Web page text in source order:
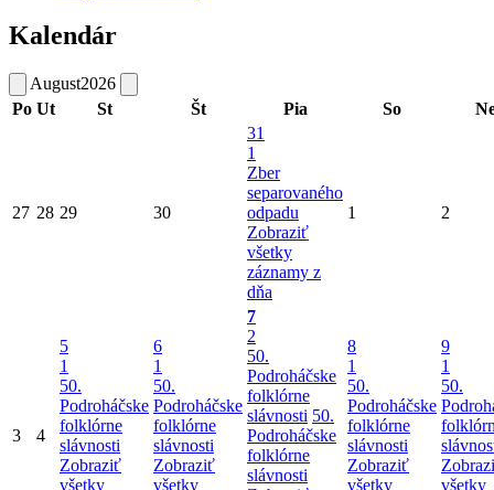
Kalendár
August2026
Po Ut St Št Pia So
27 28 29 30
31
1
Zber
separovaného
odpadu
Zobraziť
všetky
záznamy z
dňa
1 2
3 4
5
1
50.
Podroháčske
folklórne
slávnosti
Zobraziť
všetky
6
1
50.
Podroháčske
folklórne
slávnosti
Zobraziť
všetky
7
2
50.
Podroháčske
folklórne
slávnosti 50.
Podroháčske
folklórne
slávnosti
8
1
50.
Podroháčske
folklórne
slávnosti
Zobraziť
všetky
9
1
50.
všetky